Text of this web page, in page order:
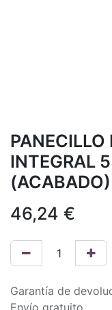
INTEGRAL
(ACABADO)
46,24 €
Garantía de
Envío gratuito.